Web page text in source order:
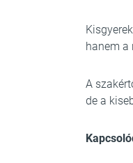
hanem a
A
de a